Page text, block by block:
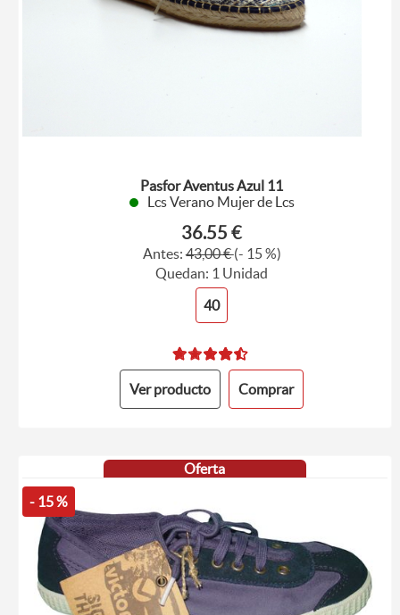
Pasfor Aventus Azul 11
Lcs Verano Mujer de Lcs
36.55 €
Antes:43,00 €(- 15 %)
Quedan: 1 Unidad
40
Ver producto Comprar
Oferta
- 15 %